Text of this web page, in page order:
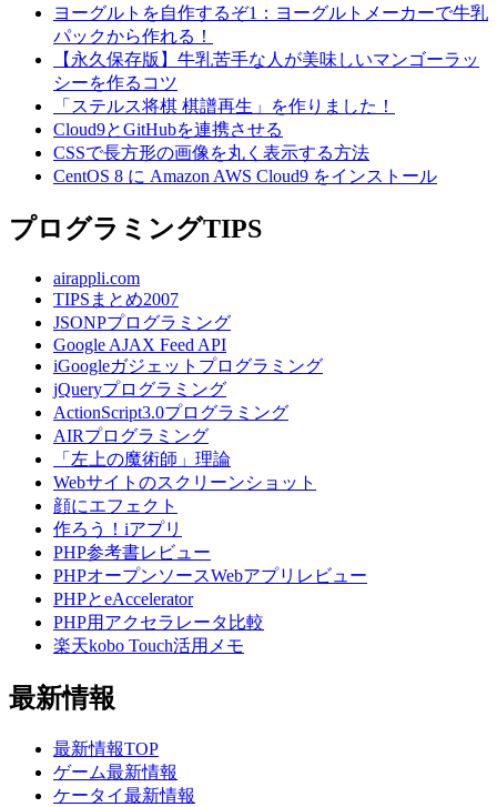
ヨーグルトを自作するぞ1：ヨーグルトメーカーで牛乳
パックから作れる！
【永久保存版】牛乳苦手な人が美味しいマンゴーラッ
シーを作るコツ
「ステルス将棋 棋譜再生」を作りました！
Cloud9とGitHubを連携させる
CSSで長方形の画像を丸く表示する方法
CentOS 8 に Amazon AWS Cloud9 をインストール
プログラミングTIPS
airappli.com
TIPSまとめ2007
JSONPプログラミング
Google AJAX Feed API
iGoogleガジェットプログラミング
jQueryプログラミング
ActionScript3.0プログラミング
AIRプログラミング
「左上の魔術師」理論
Webサイトのスクリーンショット
顔にエフェクト
作ろう！iアプリ
PHP参考書レビュー
PHPオープンソースWebアプリレビュー
PHPとeAccelerator
PHP用アクセラレータ比較
楽天kobo Touch活用メモ
最新情報
最新情報TOP
ゲーム最新情報
ケータイ最新情報